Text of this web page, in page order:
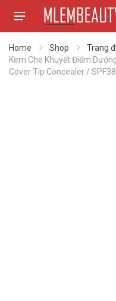
Home Shop Trang
Kem Che Khuyết Điểm
Cover Tip Concealer /